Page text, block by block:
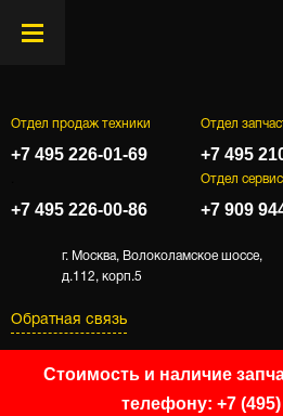
Отдел продаж техники
+7 495 226-01-69
Отдел
+7 495
+7 495 226-00-86
Отдел
+7 909
г. Москва, Волоколамское шоссе,
д.112, корп.5
Обратная связь
Стоимость и наличие
телефону: +7 (495)